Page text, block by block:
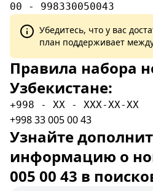
00 - 998330050043
Убедитесь, что у вас
план поддерживает
Правила набора
Узбекистане:
+998 - XX - XXX-XX-XX
+998 33 005 00 43
Узнайте
информацию о
005 00 43 в